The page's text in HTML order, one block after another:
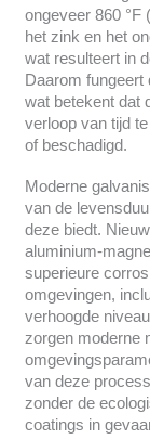
ongeveer 860 °F
het zink en het
wat resulteert in
Daarom fungeert
wat betekent dat
verloop van tijd
of beschadigd.
Moderne
van de
deze biedt.
aluminium-
superieure
omgevingen,
verhoogde
zorgen moderne
van deze
zonder de
coatings in